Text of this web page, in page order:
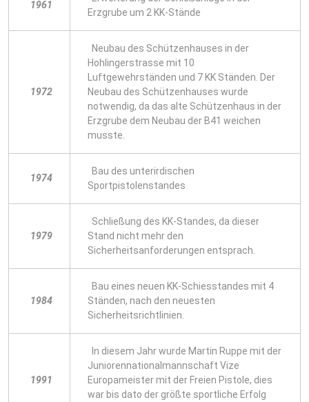
1961
Erzgrube um 2 KK-Stände
1972
Neubau des Schützenhauses in der
Hohlingerstrasse mit 10
Luftgewehrständen und 7 KK Ständen. Der
Neubau des Schützenhauses wurde
notwendig, da das alte Schützenhaus in der
Erzgrube dem Neubau der B41 weichen
musste.
1974
Bau des unterirdischen
Sportpistolenstandes
1979
Schließung des KK-Standes, da dieser
Stand nicht mehr den
Sicherheitsanforderungen entsprach.
1984
Bau eines neuen KK-Schiesstandes mit 4
Ständen, nach den neuesten
Sicherheitsrichtlinien.
1991
In diesem Jahr wurde Martin Ruppe mit der
Juniorennationalmannschaft Vize
Europameister mit der Freien Pistole, dies
war bis dato der größte sportliche Erfolg